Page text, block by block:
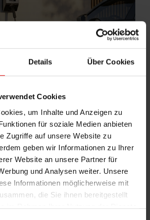
Details Über Cookies
Cookies
um Inhalte und Anzeigen zu
für soziale Medien anbieten
Zugriffe auf unsere Website zu
geben wir Informationen zu Ihrer
Website an unsere Partner für
und Analysen weiter. Unsere
Informationen möglicherweise mit
die Sie ihnen bereitgestellt
im Rahmen Ihrer Nutzung der Dienste
die Anforderungen des § 14a EnWG.
passt die
an – sicheres Laden ohne
Hausanschlusses.